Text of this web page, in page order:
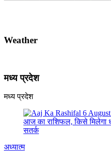
Weather
मध्य प्रदेश
मध्य प्रदेश
अध्यात्म